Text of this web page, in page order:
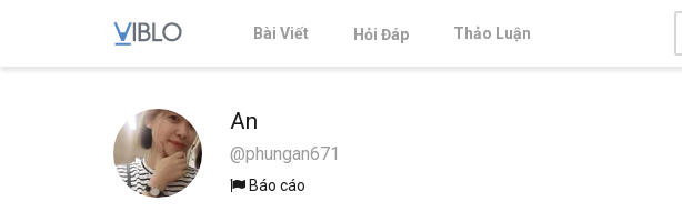
Bài Viết Hỏi Đáp Thảo Luận
An
@phungan671
Báo cáo